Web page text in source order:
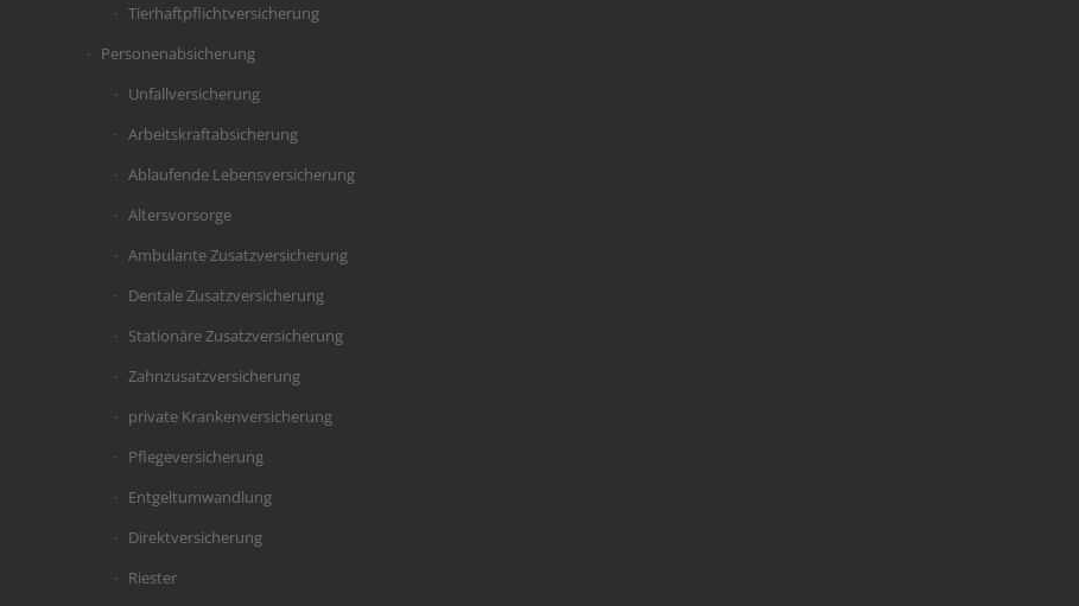
Tierhaftpflichtversicherung
Personenabsicherung
Unfallversicherung
Arbeitskraftabsicherung
Ablaufende Lebensversicherung
Altersvorsorge
Ambulante Zusatzversicherung
Dentale Zusatzversicherung
Stationäre Zusatzversicherung
Zahnzusatzversicherung
private Krankenversicherung
Pflegeversicherung
Entgeltumwandlung
Direktversicherung
Riester